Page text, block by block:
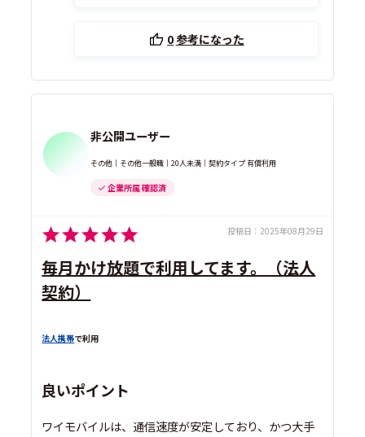
0参考になった
非公開ユーザー
その他｜その他一般職｜20人未満｜契約タイプ 有償利用
企業所属 確認済
投稿日： 2025年08月29日
毎月かけ放題で利用してます。（法人
契約）
法人携帯で利用
良いポイント
ワイモバイルは、通信速度が安定しており、かつ大手